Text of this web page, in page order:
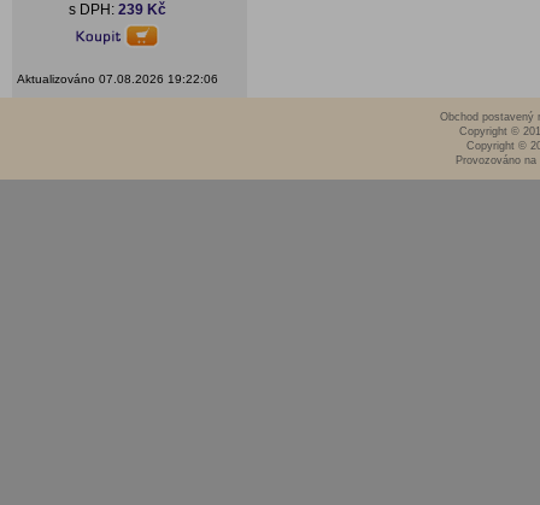
s DPH: 239 Kč
Aktualizováno 07.08.2026 19:22:06
Obchod postavený
Copyright ©
Copyright ©
Provozováno